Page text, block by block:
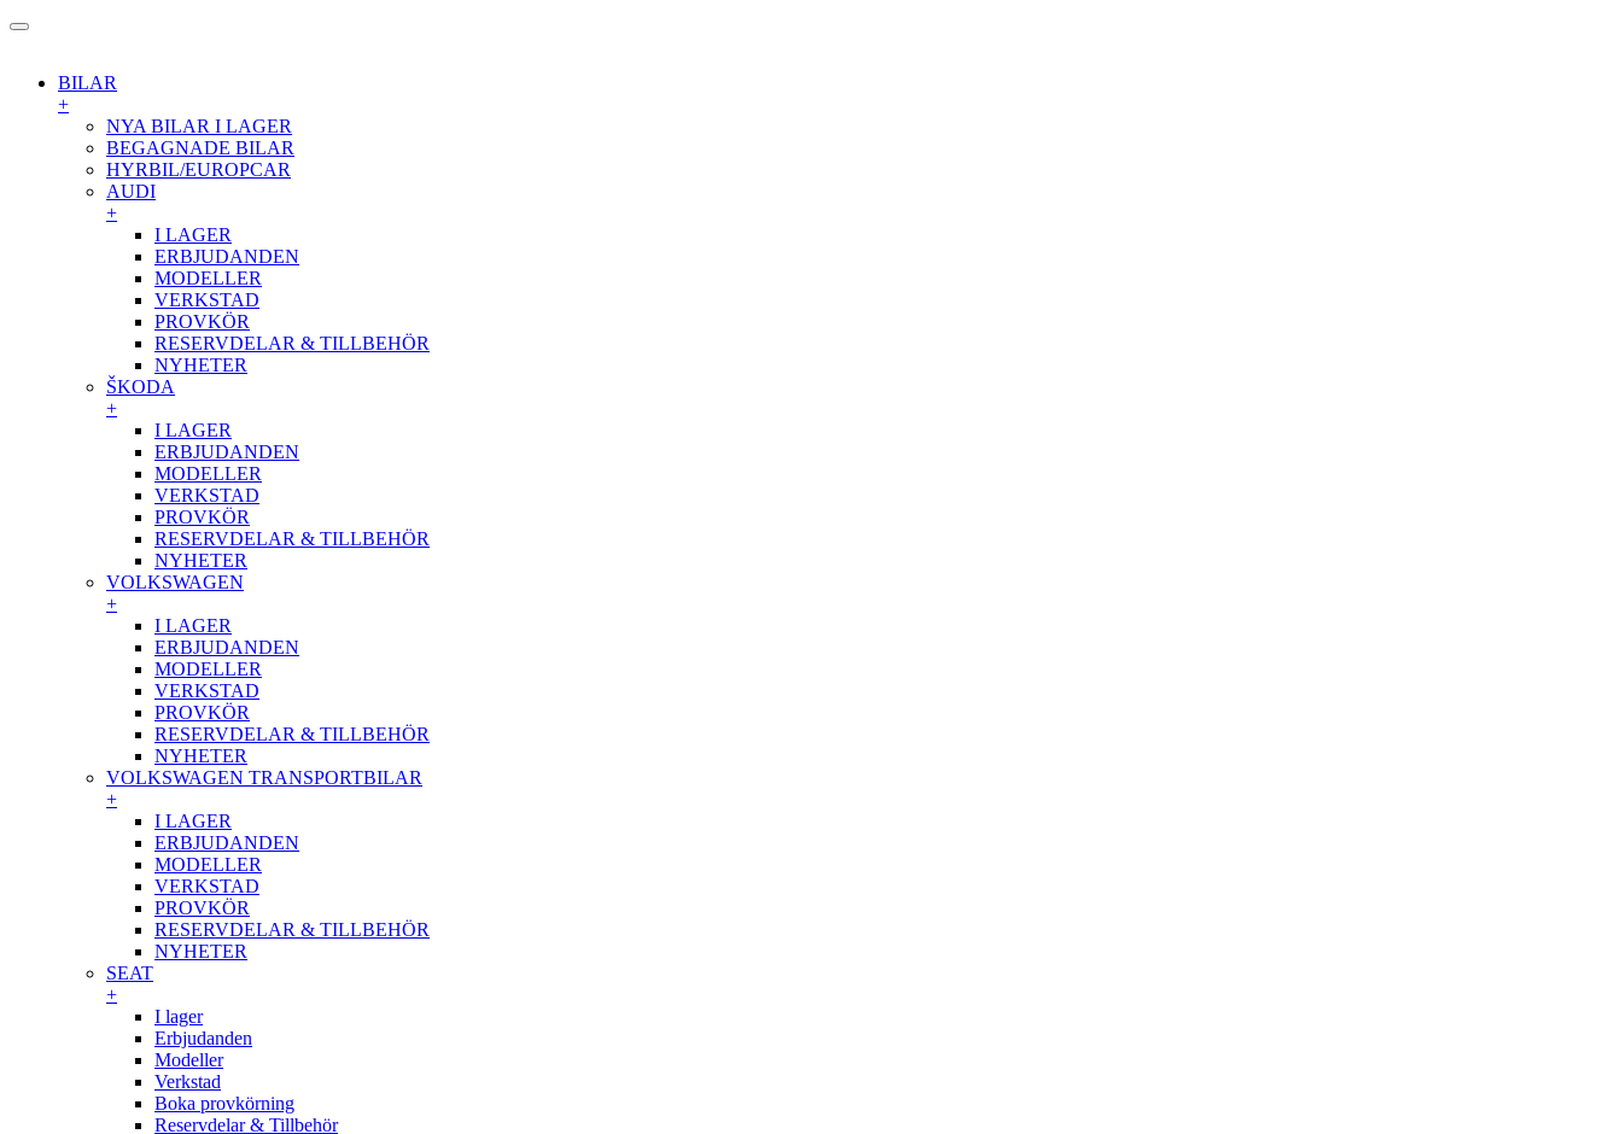
BILAR
+
NYA BILAR I LAGER
BEGAGNADE BILAR
HYRBIL/EUROPCAR
AUDI
+
I LAGER
ERBJUDANDEN
MODELLER
VERKSTAD
PROVKÖR
RESERVDELAR & TILLBEHÖR
NYHETER
ŠKODA
+
I LAGER
ERBJUDANDEN
MODELLER
VERKSTAD
PROVKÖR
RESERVDELAR & TILLBEHÖR
NYHETER
VOLKSWAGEN
+
I LAGER
ERBJUDANDEN
MODELLER
VERKSTAD
PROVKÖR
RESERVDELAR & TILLBEHÖR
NYHETER
VOLKSWAGEN TRANSPORTBILAR
+
I LAGER
ERBJUDANDEN
MODELLER
VERKSTAD
PROVKÖR
RESERVDELAR & TILLBEHÖR
NYHETER
SEAT
+
I lager
Erbjudanden
Modeller
Verkstad
Boka provkörning
Reservdelar & Tillbehör